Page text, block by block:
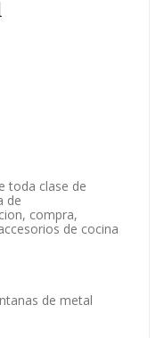
toda clase de
de
compra,
de cocina
de metal